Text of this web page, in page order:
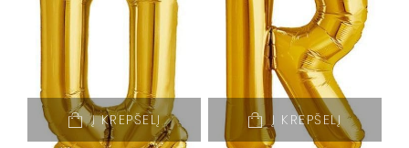
Į KREPŠELĮ Į KREPŠELĮ